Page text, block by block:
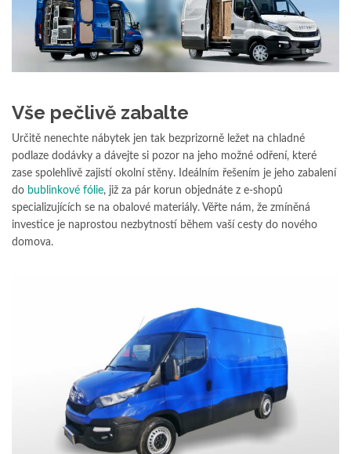
Vše pečlivě zabalte
Určitě nenechte nábytek jen tak bezprizorně ležet na chladné
podlaze dodávky a dávejte si pozor na jeho možné odření, které
zase spolehlivě zajistí okolní stěny. Ideálním řešením je jeho zabalení
do bublinkové fólie, již za pár korun objednáte z e-shopů
specializujících se na obalové materiály. Věřte nám, že zmíněná
investice je naprostou nezbytností během vaší cesty do nového
domova.